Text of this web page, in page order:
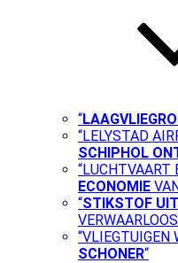
“
“LELYSTAD
SCHIPHOL
“LUCHTVAART
ECONOMIE
“STIKSTOF
“VLIEGTUIGEN
SCHONER“